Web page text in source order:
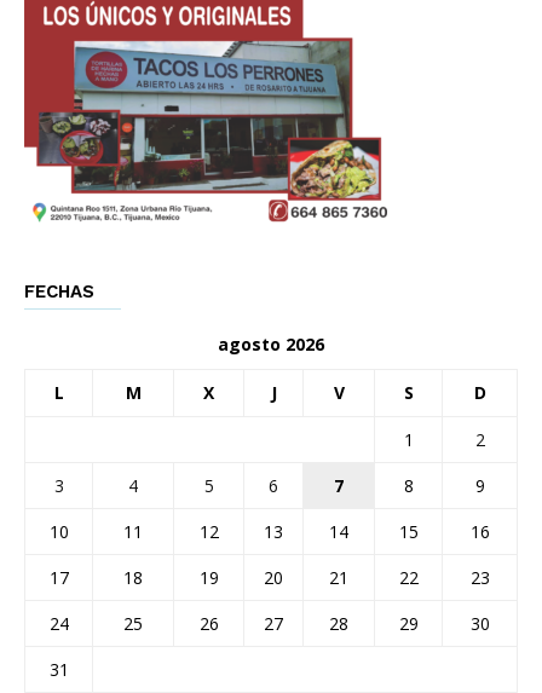
FECHAS
agosto 2026
L M X J V S D
1
2
3
4 5 6 7 8
9
10
11 12 13 14 15
16
17
18 19 20 21 22
23
24
25 26 27 28 29
30
31